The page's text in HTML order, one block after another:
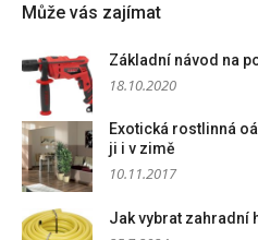
Může vás zajímat
Základní návod na
18.10.2020
Exotická rostlinná
ji i v zimě
10.11.2017
Jak vybrat zahradní